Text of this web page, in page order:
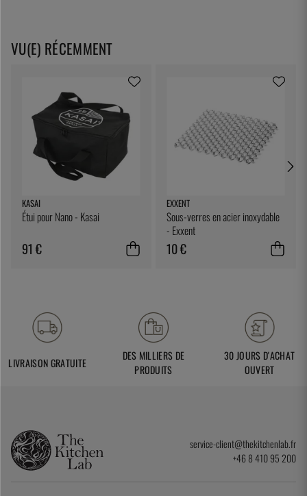
VU(E) RÉCEMMENT
KASAI
Étui pour Nano - Kasai
91 €
EXXENT
Sous-verres en acier inoxydable
- Exxent
10 €
LIVRAISON GRATUITE
DES MILLIERS DE
PRODUITS
30 JOURS D'ACHAT
OUVERT
service-client@thekitchenlab.fr
+46 8 410 95 200